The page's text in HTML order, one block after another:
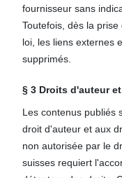
fournisseur sans
Toutefois, dès la
loi, les liens externes
supprimés.
§ 3 Droits d'auteur
Les contenus publiés
droit d'auteur et aux
non autorisée par le
suisses requiert